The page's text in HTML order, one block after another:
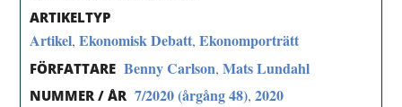
ARTIKELTYP
Artikel,Ekonomisk Debatt,Ekonomporträtt
FÖRFATTARE Benny Carlson,Mats Lundahl
NUMMER / ÅR 7/2020 (årgång 48),2020